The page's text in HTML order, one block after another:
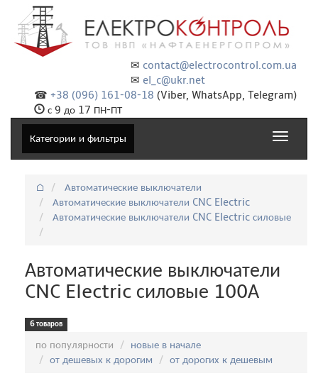
✉ contact@electrocontrol.com.ua
✉ el_c@ukr.net
☎ +38 (096) 161-08-18 (Viber, WhatsApp, Telegram)
с 9 до 17 ПН-ПТ
Категории и фильтры
Toggle
⌂
Автоматические выключатели
Автоматические выключатели CNC Electric
Автоматические выключатели CNC Electric силовые
Автоматические выключатели
CNC Electric силовые 100А
6 товаров
по популярности
новые в начале
от дешевых к дорогим
от дорогих к дешевым